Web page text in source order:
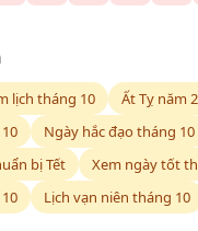
lịch tháng 10
Ất Tỵ năm
Ngày hắc đạo tháng 10
bị Tết
Xem ngày tốt
Lịch vạn niên tháng 10